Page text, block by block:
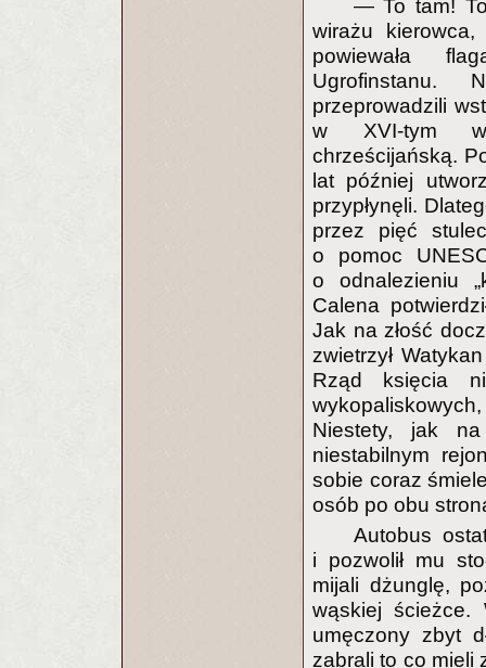
— To tam!
wirażu
powiewała
Ugrofinstanu.
przeprowadzili
w XVI-tym
chrześcijańską.
lat później
przypłynęli.
przez pięć
o pomoc
o odnalezieniu
Calena
Jak na złość
zwietrzył
Rząd księcia
Niestety, jak
niestabilnym
sobie coraz
osób po obu
Autobus
i pozwolił mu
mijali dżunglę,
wąskiej ścieżce.
umęczony zbyt
zabrali to co mieli